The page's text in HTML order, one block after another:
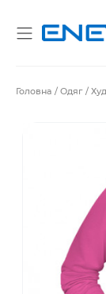
Головна Одяг